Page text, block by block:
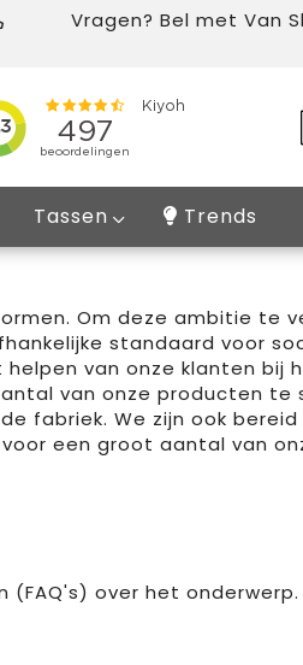
Vragen? Bel met Van
Tassen Trends
Om deze ambitie te
standaard voor
van onze klanten bij
van onze producten te
fabriek. We zijn ook
een groot aantal van
over het onderwerp.